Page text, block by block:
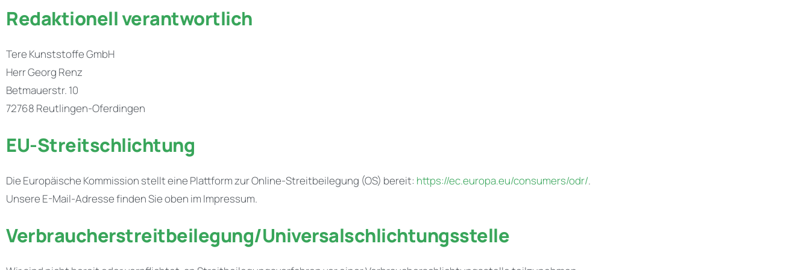
Redaktionell verantwortlich
Tere Kunststoffe GmbH
Herr Georg Renz
Betmauerstr. 10
72768 Reutlingen-Oferdingen
EU-Streitschlichtung
Die Europäische Kommission stellt eine Plattform zur Online-Streitbeilegung (OS) bereit: https://ec.europa.eu/consumers/odr/.
Unsere E-Mail-Adresse finden Sie oben im Impressum.
Verbraucher­streit­beilegung/Universal­schlichtungs­stelle